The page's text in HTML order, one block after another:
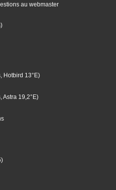
au webmaster
Hotbird 13°E)
Astra 19,2°E)